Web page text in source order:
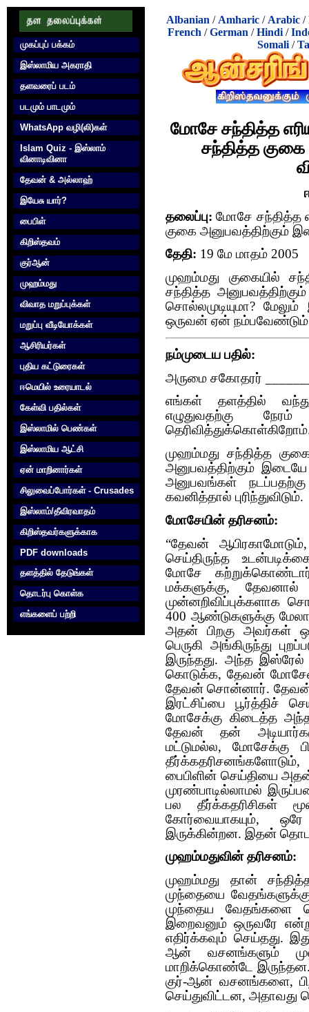
முகப்புப் பக்கம்
இஸ்லாமிய அகராதி
தளவரைப் படம்
படமும் பாடமும்
WhatsApp வழி(லி)கள்
Islam Quiz - இஸ்லாம்
வினாடிவினா
தேவன் & அல்லாஹ்
இயேசு யார்?
பைபிள்
கிறிஸ்தவம்
குர்‍ஆன்
முஹம்மது
விவாத மறுப்புக்கள்
மறுப்பு வீடியோக்கள்
ஆசிரியர்கள்
புதிய கட்டுரைகள்
ஈமெயில் உரையாடல்
கேள்வி பதில்கள்
இஸ்லாமில் பெண்கள்
இஸ்லாமிய ஆட்சி
ஏன் மாறினார்கள்
சிலுவைப்போர்கள் - Crusades
இஸ்லாம்/தீவிரவாதம்
கிறிஸ்தவர்களுக்காக‌
PDF downloads
தளத்தில் தேடுங்கள்
தொடர்பு கொள்க‌
எங்களைப் பற்றி
Albanian / Amharic / Arabic /
French /German /Hindi /
Somali/
மோசே சந்தித்த
சந்தித்த
தலைப்பு:மோசே சந்தித்த
குகை அனுபவத்திற்கும்
தேதி: 19 மே மாதம் 2005
முஹம்மது குகையில்
சந்தித்த
சொல்லமுடியுமா?
ஒருவன் ஏன்
நம்முடைய பதில்:
அருமை சகோதரர்
எங்கள் தளத்தில் வந்து
எழுதுவதற்கு
முஹம்மது சந்தித்த
அனுபவத்திற்கும்
அனுபவங்கள்
கவனித்தால் புரிந்துவிடும்.
மோசேயின் தரிசனம்:
“தேவன்
செய்திருந்த
மோசே
மக்களுக்கு, தேவனால்
முன்னறிவிப்புக்களாக
400 ஆண்டுகளுக்கு
அதன் பிறகு அவர்கள்
பெருகி அங்கிருந்து
இருந்தது. அந்த இஸ்ரேல்
கொடுக்க, தேவன்
தேவன் சொன்னார். தேவன்
இரட்சிப்பை பூர்த்திச்
மோசேக்கு கிடைத்த
தேவன் தன்
மட்டுமல்ல, மோசேக்கு
பைபிளின் செய்தியை
முரண்பாடில்லாமல்
பல தீர்க்கதரிசிகள்
கோர்வையாகயும்,
இருக்கின்றன. இதன்
முஹம்மதுவின் தரிசனம்:
முஹம்மது தான்
முந்தையை
முந்தைய வேதங்களை
இறைவனும் ஒருவரே
எதிர்க்கவும் செய்தது.
ஆன் வசனங்களும்
மாறிக்கொண்டே இருந்தன.
குர்-ஆன் வசனங்களை,
செய்துவிட்டன, அதாவது